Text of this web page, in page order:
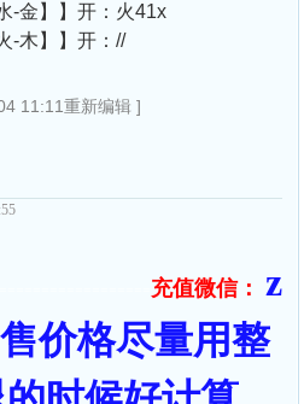
-金】】开：火41x
-木】】开：//
11:11重新编辑 ]
充值微信：
z
价格尽量用整